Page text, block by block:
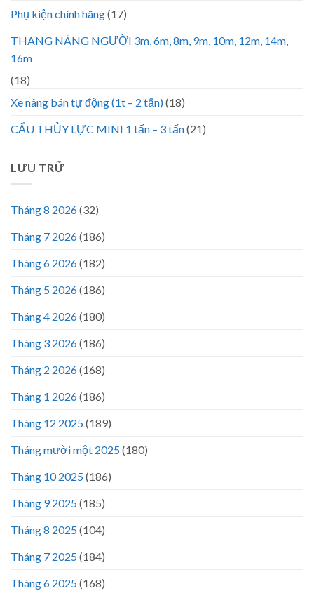
Phụ kiện chính hãng(17)
THANG NÂNG NGƯỜI 3m, 6m, 8m, 9m, 10m, 12m, 14m,
16m
(18)
Xe nâng bán tự động (1t – 2 tấn)(18)
CẨU THỦY LỰC MINI 1 tấn – 3 tấn(21)
LƯU TRỮ
Tháng 8 2026(32)
Tháng 7 2026(186)
Tháng 6 2026(182)
Tháng 5 2026(186)
Tháng 4 2026(180)
Tháng 3 2026(186)
Tháng 2 2026(168)
Tháng 1 2026(186)
Tháng 12 2025(189)
Tháng mười một 2025(180)
Tháng 10 2025(186)
Tháng 9 2025(185)
Tháng 8 2025(104)
Tháng 7 2025(184)
Tháng 6 2025(168)